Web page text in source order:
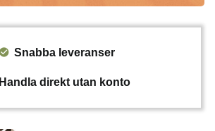
Snabba leveranser
Handla direkt utan konto